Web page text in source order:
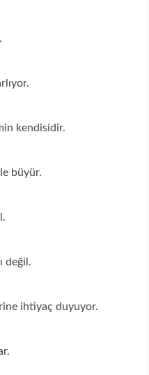
kendisidir.
büyür.
değil.
ihtiyaç duyuyor.